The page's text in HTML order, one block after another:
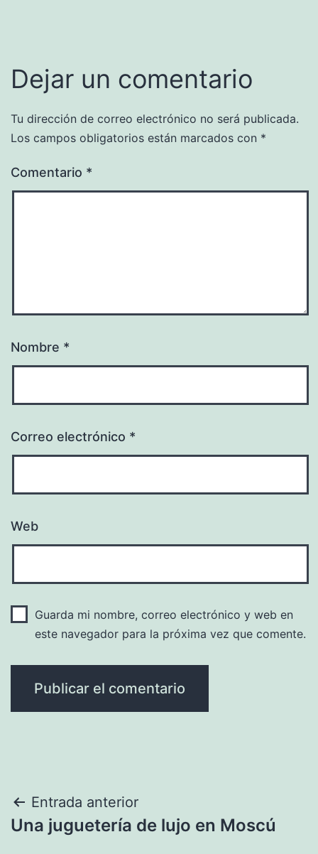
Dejar un comentario
Tu dirección de correo electrónico no será publicada.
Los campos obligatorios están marcados con *
Comentario *
Nombre *
Correo electrónico *
Web
Guarda mi nombre, correo electrónico y web en
este navegador para la próxima vez que comente.
Navegación
de
Entrada anterior
Una juguetería de lujo en Moscú